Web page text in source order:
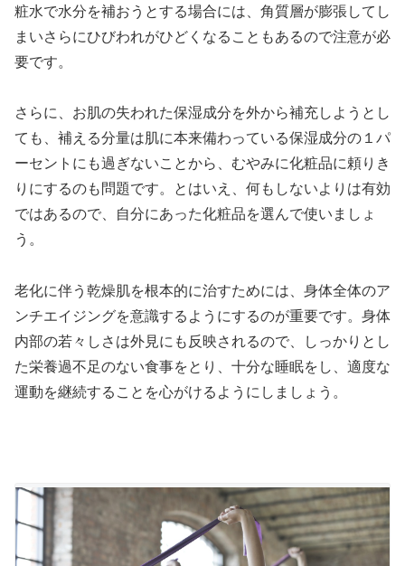
粧水で水分を補おうとする場合には、角質層が膨張してし
まいさらにひびわれがひどくなることもあるので注意が必
要です。
さらに、お肌の失われた保湿成分を外から補充しようとし
ても、補える分量は肌に本来備わっている保湿成分の１パ
ーセントにも過ぎないことから、むやみに化粧品に頼りき
りにするのも問題です。とはいえ、何もしないよりは有効
ではあるので、自分にあった化粧品を選んで使いましょ
う。
老化に伴う乾燥肌を根本的に治すためには、身体全体のア
ンチエイジングを意識するようにするのが重要です。身体
内部の若々しさは外見にも反映されるので、しっかりとし
た栄養過不足のない食事をとり、十分な睡眠をし、適度な
運動を継続することを心がけるようにしましょう。